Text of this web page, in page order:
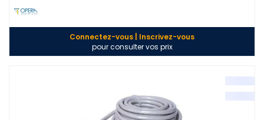
Connectez-vous | Inscrivez-vous
pour consulter vos prix